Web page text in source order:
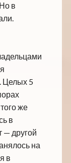
в
Целых 5
же
в
— другой
на
в